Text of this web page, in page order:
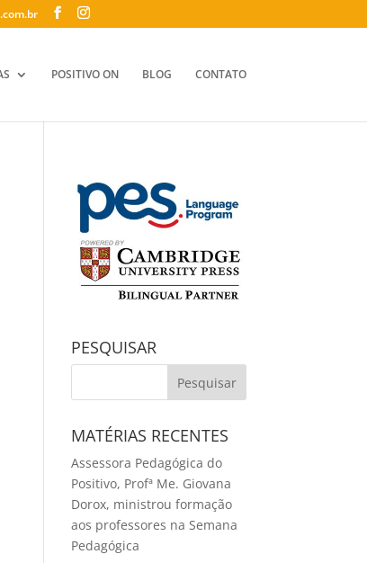
POSITIVO ON BLOG CONTATO
PESQUISAR
MATÉRIAS RECENTES
Assessora Pedagógica do
Positivo, Profª Me. Giovana
Dorox, ministrou formação
aos professores na Semana
Pedagógica